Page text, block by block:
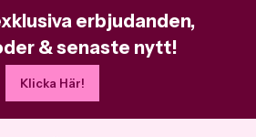
erbjudanden,
& senaste nytt!
Klicka Här!